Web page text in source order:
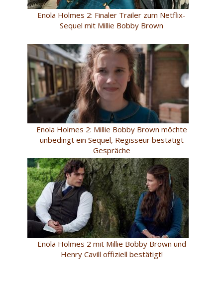
Enola Holmes 2: Finaler Trailer zum Netflix-
Sequel mit Millie Bobby Brown
Enola Holmes 2: Millie Bobby Brown möchte
unbedingt ein Sequel, Regisseur bestätigt
Gespräche
Enola Holmes 2 mit Millie Bobby Brown und
Henry Cavill offiziell bestätigt!